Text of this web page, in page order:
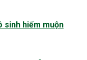
sinh hiếm muộn